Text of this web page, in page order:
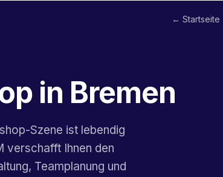
← Startseite
in Bremen
Szene ist lebendig
verschafft Ihnen den
Teamplanung und